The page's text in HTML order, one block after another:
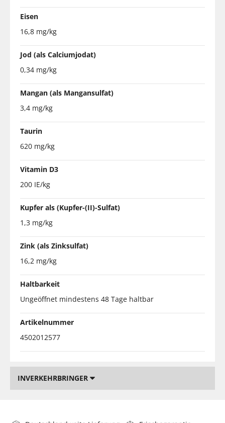
Eisen
16,8 mg/kg
Jod (als Calciumjodat)
0,34 mg/kg
Mangan (als Mangansulfat)
3,4 mg/kg
Taurin
620 mg/kg
Vitamin D3
200 IE/kg
Kupfer als (Kupfer-(II)-Sulfat)
1,3 mg/kg
Zink (als Zinksulfat)
16,2 mg/kg
Haltbarkeit
Ungeöffnet mindestens 48 Tage haltbar
Artikelnummer
4502012577
INVERKEHRBRINGER